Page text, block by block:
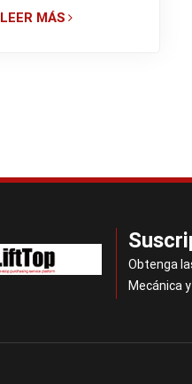
montacargas
LEER MÁS
Obtenga
Mecánica